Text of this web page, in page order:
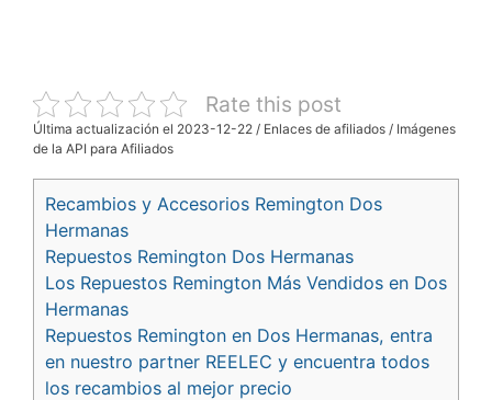
Rate this post
Última actualización el 2023-12-22 / Enlaces de afiliados / Imágenes
de la API para Afiliados
Recambios y Accesorios Remington Dos
Hermanas
Repuestos Remington Dos Hermanas
Los Repuestos Remington Más Vendidos en Dos
Hermanas
Repuestos Remington en Dos Hermanas, entra
en nuestro partner REELEC y encuentra todos
los recambios al mejor precio